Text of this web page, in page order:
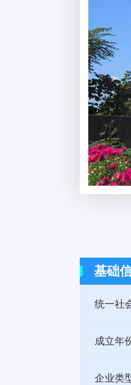
基础
统一社
成立年
企业类